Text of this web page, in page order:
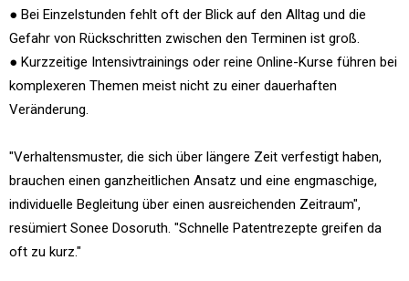
● Bei Einzelstunden fehlt oft der Blick auf den Alltag und die
Gefahr von Rückschritten zwischen den Terminen ist groß.
● Kurzzeitige Intensivtrainings oder reine Online-Kurse führen bei
komplexeren Themen meist nicht zu einer dauerhaften
Veränderung.
"Verhaltensmuster, die sich über längere Zeit verfestigt haben,
brauchen einen ganzheitlichen Ansatz und eine engmaschige,
individuelle Begleitung über einen ausreichenden Zeitraum",
resümiert Sonee Dosoruth. "Schnelle Patentrezepte greifen da
oft zu kurz."